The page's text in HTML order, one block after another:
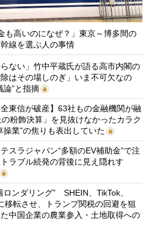
も高いのになぜ？」東京～博多間の
線を選ぶ人の事情
ない」竹中平蔵氏が語る高市内閣の
はその場しのぎ」いま不可欠なの
論”と指摘
東信が破産】63社もの金融機関が融
粉飾決算」を見抜けなかったカラク
業”の焦りも表出していた
スラジャパン“多額のEV補助金”で注
ラブル続発の背後に見え隠れす
ンダリング” SHEIN、TikTok、
転させ、トランプ関税の回避を狙
中国企業の農業参入・土地取得への